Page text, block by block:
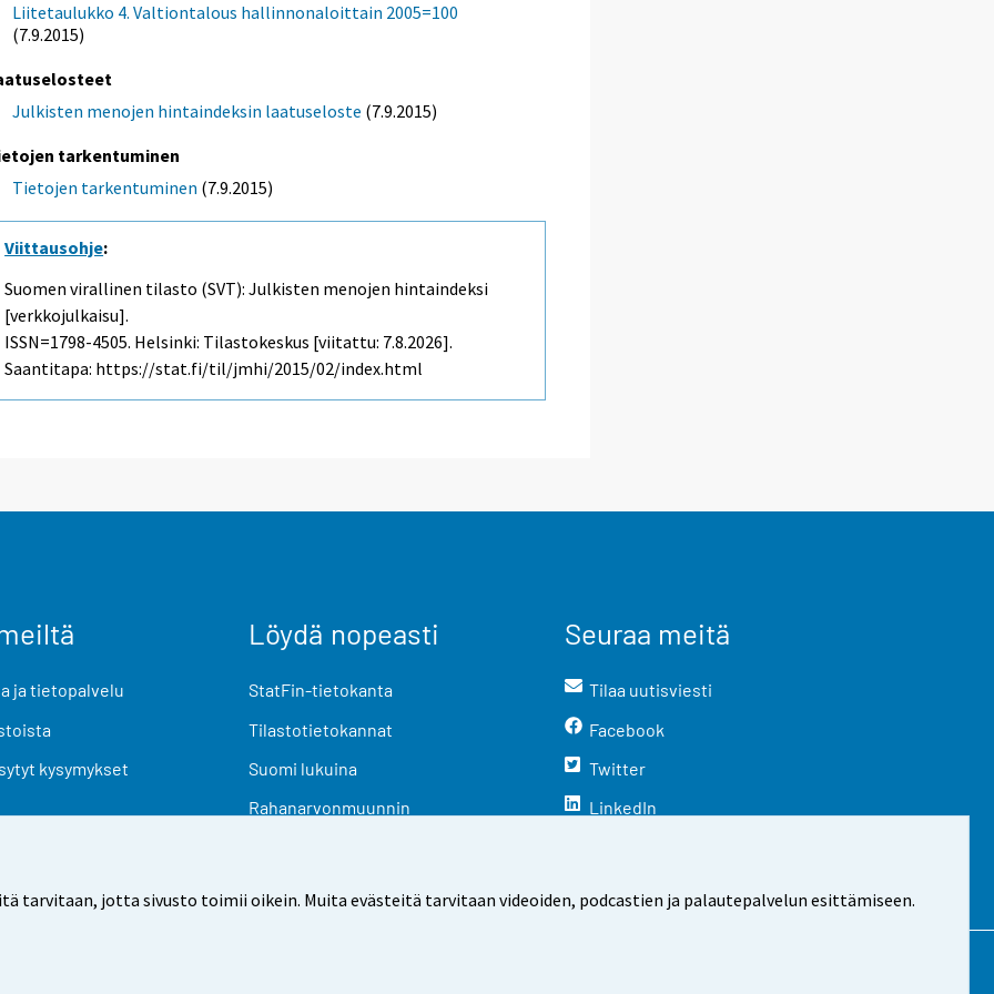
tarvitaan, jotta sivusto toimii oikein. Muita evästeitä tarvitaan videoiden, podcastien ja palautepalvelun esittämiseen.
Liitetaulukko 4. Valtiontalous hallinnonaloittain 2005=100
(7.9.2015)
Julkisten menojen hintaindeksin laatuseloste (7.9.2015)
tarkentuminen
Tietojen tarkentuminen (7.9.2015)
Viittausohje:
Suomen virallinen tilasto (SVT): Julkisten menojen hintaindeksi
[verkkojulkaisu].
ISSN=1798-4505. Helsinki: Tilastokeskus [viitattu: 7.8.2026].
Saantitapa: https://stat.fi/til/jmhi/2015/02/index.html
ja tietopalvelu
kysymykset
Löydä nopeasti
StatFin-tietokanta
Tilastotietokannat
Suomi lukuina
Rahanarvonmuunnin
Seuraa meitä
Tilaa uutisviesti
Facebook
Twitter
LinkedIn